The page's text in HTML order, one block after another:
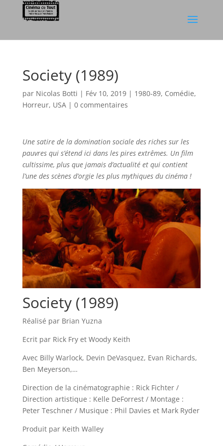
Society (1989)
par Nicolas Botti | Fév 10, 2019| 1980-89, Comédie,
Horreur, USA| 0 commentaires
Une satire de la domination sociale des riches sur les
pauvres qui s’étend ici dans les pires extrêmes. Un film
cultissime, plus que jamais d’actualité et qui contient
l’une des scènes d’orgie les plus mythiques du cinéma !
Society (1989)
Réalisé par Brian Yuzna
Ecrit par Rick Fry et Woody Keith
Avec Billy Warlock, Devin DeVasquez, Evan Richards,
Ben Meyerson,…
Direction de la cinématographie : Rick Fichter /
Direction artistique : Kelle DeForrest / Montage :
Peter Teschner / Musique : Phil Davies et Mark Ryder
Produit par Keith Walley